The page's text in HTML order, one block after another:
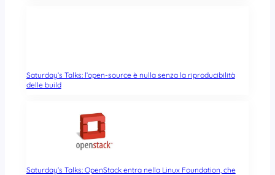
Saturday’s Talks: l’open-source è nulla senza la riproducibilità
delle build
Saturday’s Talks: OpenStack entra nella Linux Foundation, che